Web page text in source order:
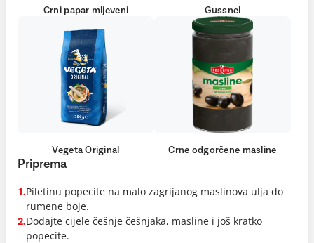
Crni papar mljeveni Gussnel
Vegeta Original Crne odgorčene masline
Priprema
1.Piletinu popecite na malo zagrijanog maslinova ulja do
rumene boje.
2.Dodajte cijele češnje češnjaka, masline i još kratko
popecite.